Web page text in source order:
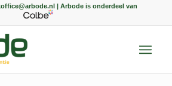
| Arbode is onderdeel van